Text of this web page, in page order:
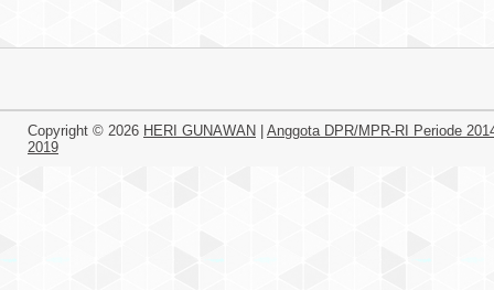
Copyright © 2026 HERI GUNAWAN
Anggota DPR/MPR-RI Periode
2019